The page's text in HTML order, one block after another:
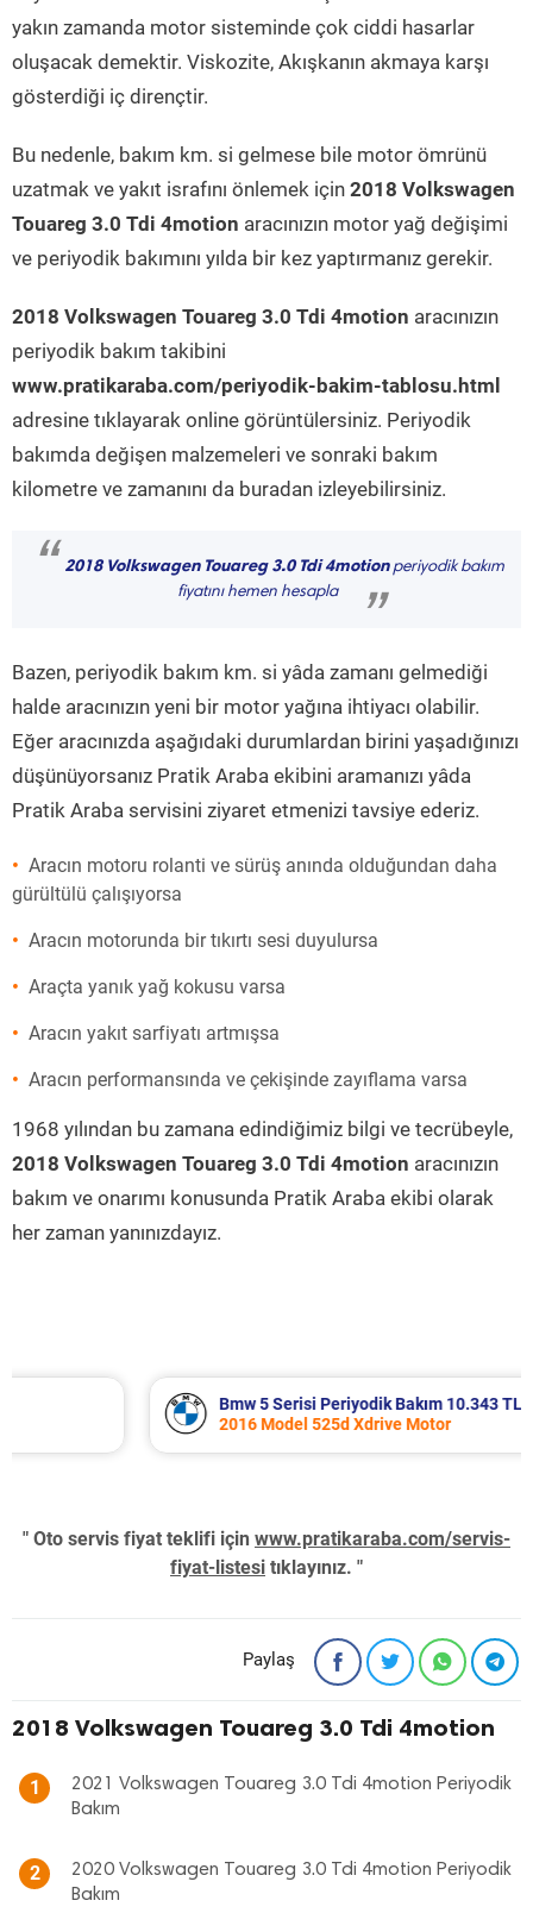
yakın zamanda motor sisteminde çok ciddi hasarlar
oluşacak demektir. Viskozite, Akışkanın akmaya karşı
gösterdiği iç dirençtir.
Bu nedenle, bakım km. si gelmese bile motor ömrünü
uzatmak ve yakıt israfını önlemek için 2018 Volkswagen
Touareg 3.0 Tdi 4motion aracınızın motor yağ değişimi
ve periyodik bakımını yılda bir kez yaptırmanız gerekir.
2018 Volkswagen Touareg 3.0 Tdi 4motion aracınızın
periyodik bakım takibini
www.pratikaraba.com/periyodik-bakim-tablosu.html
adresine tıklayarak online görüntülersiniz. Periyodik
bakımda değişen malzemeleri ve sonraki bakım
kilometre ve zamanını da buradan izleyebilirsiniz.
“ 2018 Volkswagen Touareg 3.0 Tdi 4motionperiyodik bakım
fiyatını hemen hesapla
”
Bazen, periyodik bakım km. si yâda zamanı gelmediği
halde aracınızın yeni bir motor yağına ihtiyacı olabilir.
Eğer aracınızda aşağıdaki durumlardan birini yaşadığınızı
düşünüyorsanız Pratik Araba ekibini aramanızı yâda
Pratik Araba servisini ziyaret etmenizi tavsiye ederiz.
Aracın motoru rolanti ve sürüş anında olduğundan daha
gürültülü çalışıyorsa
Aracın motorunda bir tıkırtı sesi duyulursa
Araçta yanık yağ kokusu varsa
Aracın yakıt sarfiyatı artmışsa
Aracın performansında ve çekişinde zayıflama varsa
1968 yılından bu zamana edindiğimiz bilgi ve tecrübeyle,
2018 Volkswagen Touareg 3.0 Tdi 4motion aracınızın
bakım ve onarımı konusunda Pratik Araba ekibi olarak
her zaman yanınızdayız.
Bmw 5 Serisi Periyodik Bakım 10.343 TL
2016 Model 525d Xdrive Motor
" Oto servis fiyat teklifi için www.pratikaraba.com/servis-
fiyat-listesi tıklayınız. "
Paylaş
2018 Volkswagen Touareg 3.0 Tdi 4motion
1
2021 Volkswagen Touareg 3.0 Tdi 4motion Periyodik
Bakım
2
2020 Volkswagen Touareg 3.0 Tdi 4motion Periyodik
Bakım